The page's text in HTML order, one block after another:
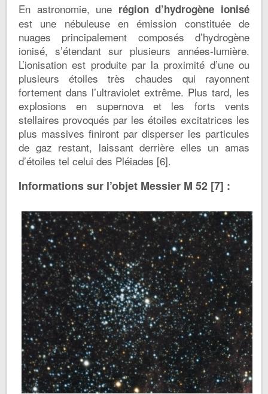
En astronomie, une région d’hydrogène ionisé
est une nébuleuse en émission constituée de
nuages principalement composés d’hydrogène
ionisé, s’étendant sur plusieurs années-lumière.
L’ionisation est produite par la proximité d’une ou
plusieurs étoiles très chaudes qui rayonnent
fortement dans l’ultraviolet extrême. Plus tard, les
explosions en supernova et les forts vents
stellaires provoqués par les étoiles excitatrices les
plus massives finiront par disperser les particules
de gaz restant, laissant derrière elles un amas
d’étoiles tel celui des Pléiades [6].
Informations sur l’objet Messier M 52 [7] :